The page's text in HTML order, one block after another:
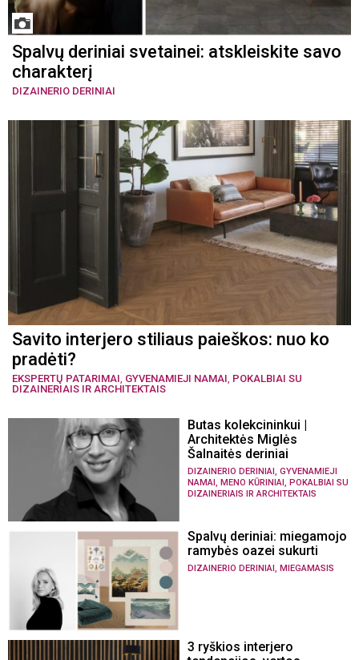
Spalvų deriniai svetainei: atskleiskite savo
charakterį
DIZAINERIO DERINIAI
Savito interjero stiliaus paieškos: nuo ko
pradėti?
EKSPERTŲ PATARIMAI, GYVENAMIEJI NAMAI, POKALBIAI SU
DIZAINERIAIS IR ARCHITEKTAIS
Butas kolekcininkui |
Architektės Miglės
Šalnaitės deriniai
DIZAINERIO DERINIAI , GYVENAMIEJI
NAMAI , MENO KŪRINIAI , POKALBIAI SU
DIZAINERIAIS IR ARCHITEKTAIS
Spalvų deriniai: miegamojo
ramybės oazei sukurti
DIZAINERIO DERINIAI MIEGAMASIS
3 ryškios interjero